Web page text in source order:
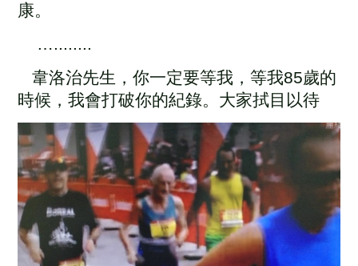
康。
…........
韋洛治先生，你一定要等我，等我85歲的
時候，我會打破你的紀錄。 大家拭目以待